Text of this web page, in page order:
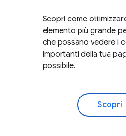
Scopri come
elemento più grande
che possano vedere i
importanti della tua
possibile.
Scopri